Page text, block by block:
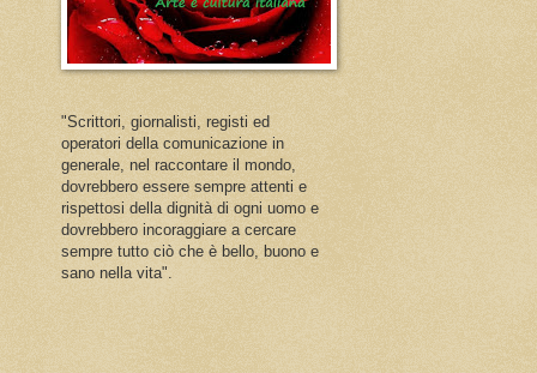
"Scrittori, giornalisti, registi ed
operatori della comunicazione in
generale, nel raccontare il mondo,
dovrebbero essere sempre attenti e
rispettosi della dignità di ogni uomo e
dovrebbero incoraggiare a cercare
sempre tutto ciò che è bello, buono e
sano nella vita".